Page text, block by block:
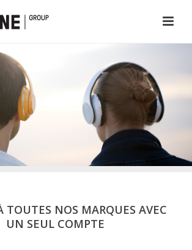
TOUTES NOS MARQUES AVEC
UN SEUL COMPTE